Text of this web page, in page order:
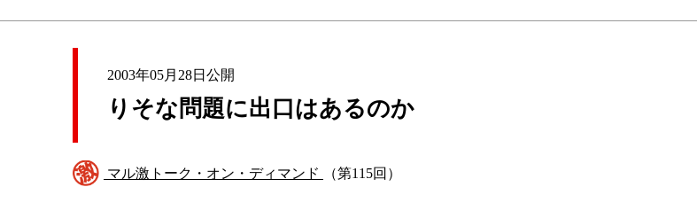
2003年05月28日公開
りそな問題に出口はあるのか
マル激トーク・オン・ディマンド （第115回）